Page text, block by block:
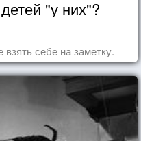
"у них"?
себе на заметку.